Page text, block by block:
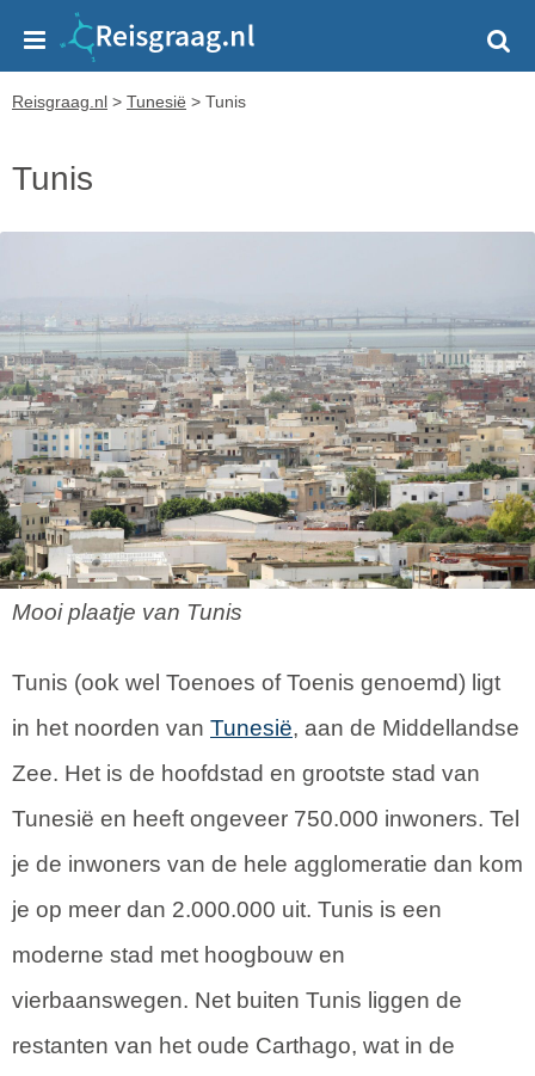
Reisgraag.nl > Tunesië > Tunis
Tunis
Mooi plaatje van Tunis
Tunis (ook wel Toenoes of Toenis genoemd) ligt
in het noorden van Tunesië, aan de Middellandse
Zee. Het is de hoofdstad en grootste stad van
Tunesië en heeft ongeveer 750.000 inwoners. Tel
je de inwoners van de hele agglomeratie dan kom
je op meer dan 2.000.000 uit. Tunis is een
moderne stad met hoogbouw en
vierbaanswegen. Net buiten Tunis liggen de
restanten van het oude Carthago, wat in de